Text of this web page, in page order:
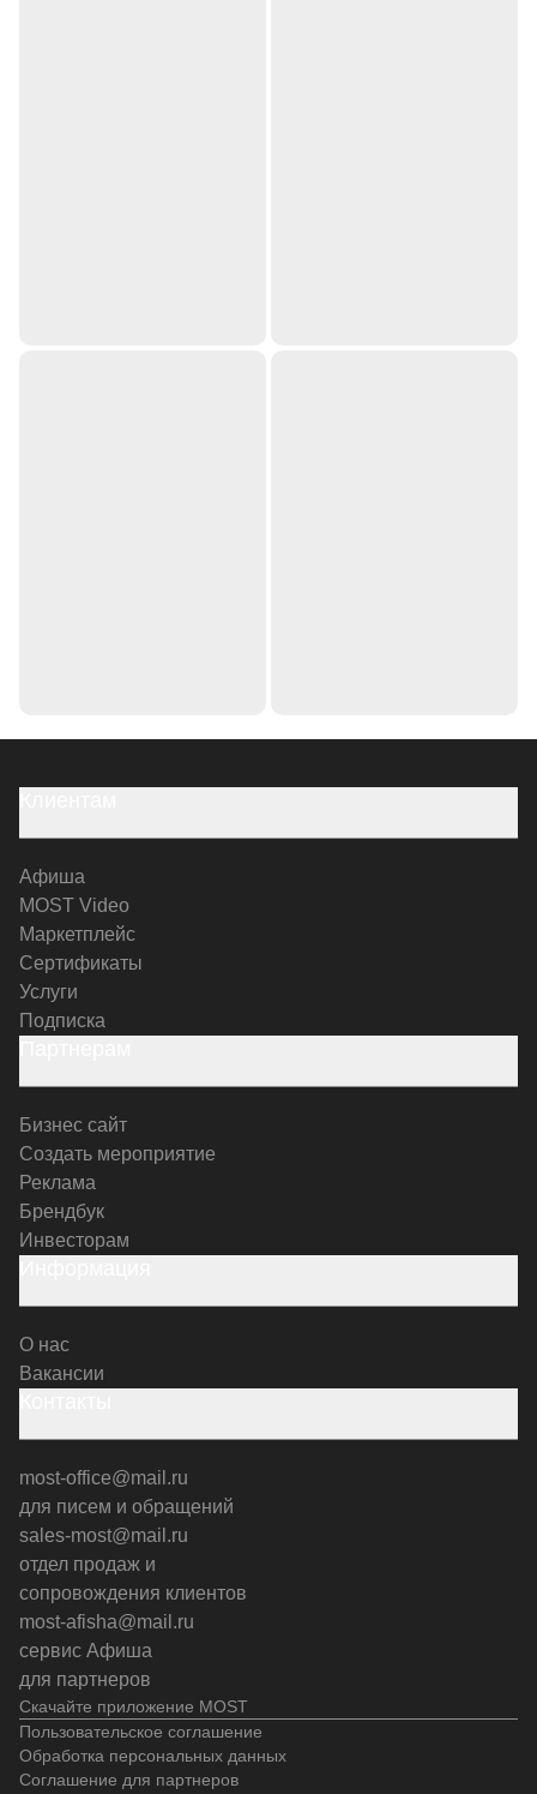
Скачайте приложение MOST
Афиша
MOST Video
Маркетплейс
Сертификаты
Услуги
Подписка
Бизнес сайт
Создать мероприятие
Реклама
Брендбук
Инвесторам
О нас
Вакансии
most-office@mail.ru
для писем и обращений
sales-most@mail.ru
отдел продаж и
сопровождения клиентов
most-afisha@mail.ru
сервис Афиша
для партнеров
Пользовательское соглашение
Обработка персональных данных
Соглашение для партнеров